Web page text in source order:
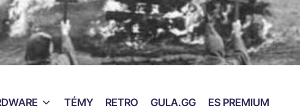
TÉMY RETRO GULA.GG ES PREMIUM